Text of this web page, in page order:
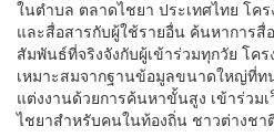
ในตำบล ตลาดไชยา ประเทศไทย โค
และสื่อสารกับผู้ใช้รายอื่น ค้นหาการสื่
สัมพันธ์ที่จริงจังกับผู้เข้าร่วมทุกวัย โค
เหมาะสมจากฐานข้อมูลขนาดใหญ่ที่ท
แต่งงานด้วยการค้นหาขั้นสูง เข้าร่วม
ไชยาสำหรับคนในท้องถิ่น ชาวต่างชา